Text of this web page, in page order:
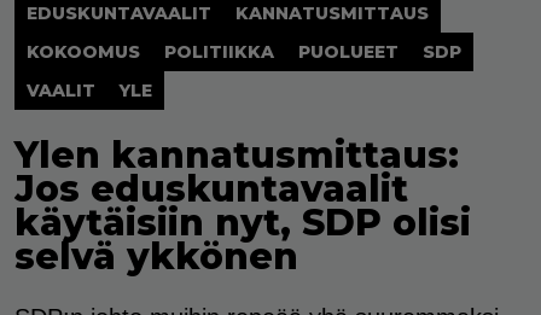
EDUSKUNTAVAALIT
KANNATUSMITTAUS
KOKOOMUS
POLITIIKKA PUOLUEET
SDP
VAALIT
YLE
Ylen kannatusmittaus:
Jos eduskuntavaalit
käytäisiin nyt, SDP olisi
selvä ykkönen